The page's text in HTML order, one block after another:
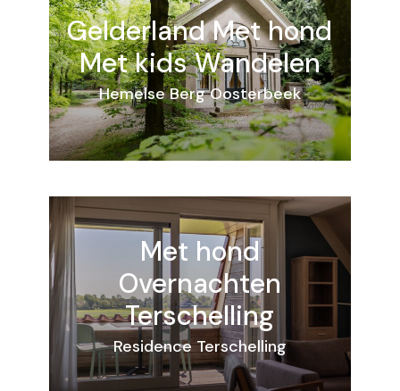
GelderlandMet hond
Met kidsWandelen
Hemelse Berg Oosterbeek
Met hond
Overnachten
Terschelling
Residence Terschelling